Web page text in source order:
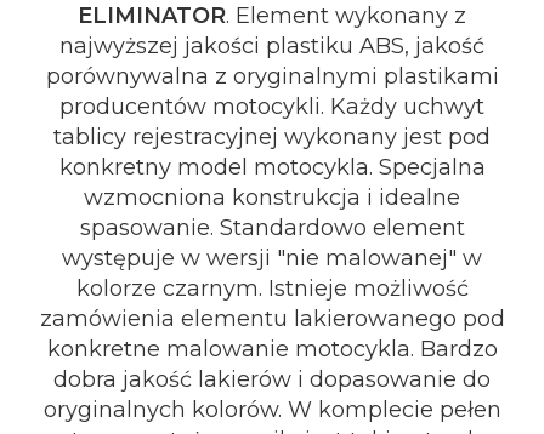
ELIMINATOR. Element wykonany z
najwyższej jakości plastiku ABS, jakość
porównywalna z oryginalnymi plastikami
producentów motocykli. Każdy uchwyt
tablicy rejestracyjnej wykonany jest pod
konkretny model motocykla. Specjalna
wzmocniona konstrukcja i idealne
spasowanie. Standardowo element
występuje w wersji "nie malowanej" w
kolorze czarnym. Istnieje możliwość
zamówienia elementu lakierowanego pod
konkretne malowanie motocykla. Bardzo
dobra jakość lakierów i dopasowanie do
oryginalnych kolorów. W komplecie pełen